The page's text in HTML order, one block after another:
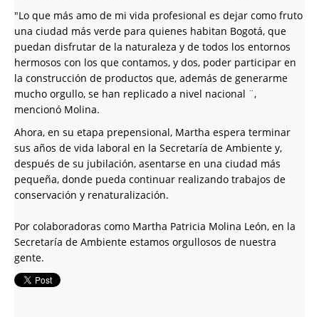
"Lo que más amo de mi vida profesional es dejar como fruto
una ciudad más verde para quienes habitan Bogotá, que
puedan disfrutar de la naturaleza y de todos los entornos
hermosos con los que contamos, y dos, poder participar en
la construcción de productos que, además de generarme
mucho orgullo, se han replicado a nivel nacional ¨,
mencionó Molina.
Ahora, en su etapa prepensional, Martha espera terminar
sus años de vida laboral en la Secretaría de Ambiente y,
después de su jubilación, asentarse en una ciudad más
pequeña, donde pueda continuar realizando trabajos de
conservación y renaturalización.
Por colaboradoras como Martha Patricia Molina León, en la
Secretaría de Ambiente estamos orgullosos de nuestra
gente.